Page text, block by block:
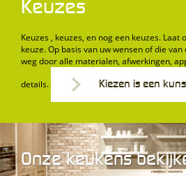
Keuzes
Keuzes , keuzes, en nog een keuzes. Laat
keuze. Op basis van uw wensen of die
weg door alle materialen, afwerkingen,
details.
Kiezen is een
Onze keukens